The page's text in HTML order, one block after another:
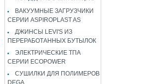
ВАКУУМНЫЕ ЗАГРУЗЧИКИ
СЕРИИ ASPIROPLAST AS
ДЖИНСЫ LEVI'S ИЗ
ПЕРЕРАБОТАННЫХ БУТЫЛОК
ЭЛЕКТРИЧЕСКИЕ ТПА
СЕРИИ ECOPOWER
СУШИЛКИ ДЛЯ ПОЛИМЕРОВ
DEGA